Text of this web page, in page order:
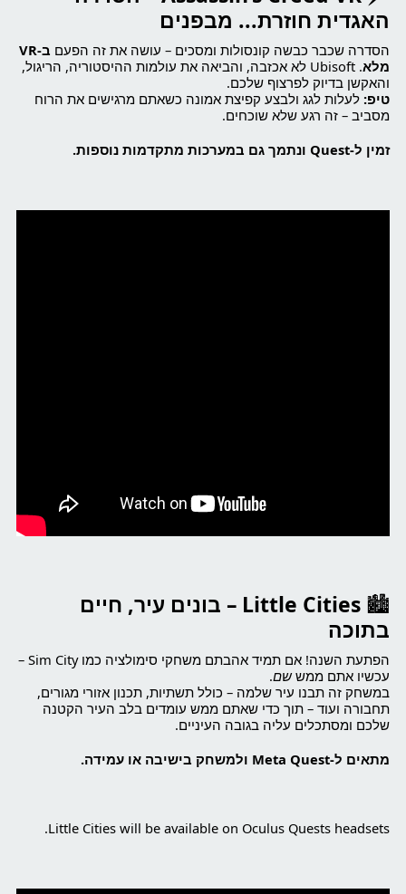
האגדית חוזרת... מבפנים
הסדרה שכבר כבשה קונסולות ומסכים – עושה את זה הפעם
ב-VR
מלא
. Ubisoft לא אכזבה, והביאה את עולמות ההיסטוריה, הריגול,
והאקשן בדיוק לפרצוף שלכם.
טיפ: לעלות לגג ולבצע קפיצת אמונה כשאתם מרגישים את הרוח
מסביב – זה רגע שלא שוכחים.
זמין ל-Quest ונתמך גם במערכות מתקדמות נוספות.
🏙️
Little Cities – בונים עיר, חיים
בתוכה
הפתעת השנה! אם תמיד אהבתם משחקי סימולציה כמו Sim City –
עכשיו אתם ממששם.
במשחק זה תבנו עיר שלמה – כולל תשתיות, תכנון אזורי מגורים,
תחבורה ועוד – תוך כדי שאתם ממש עומדים בלב העיר הקטנה
שלכם ומסתכלים עליה בגובה העיניים.
מתאים ל-Meta Quest ולמשחק בישיבה או עמידה.
Little Cities will be available on Oculus Quests headsets.